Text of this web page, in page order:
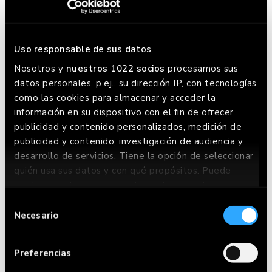
Uso responsable de sus datos
Nosotros y nuestros 1022 socios procesamos sus
datos personales, p.ej., su dirección IP, con tecnologías
como las cookies para almacenar y acceder la
información en su dispositivo con el fin de ofrecer
publicidad y contenido personalizados, medición de
publicidad y contenido, investigación de audiencia y
desarrollo de servicios. Tiene la opción de seleccionar
quién usa sus datos y con qué propósitos. Puede
cambiar o retirar su consentimiento en cualquier
en el Menú de consentimiento.
Recopilar información sobre su ubicación
deNecesario
Preferencias